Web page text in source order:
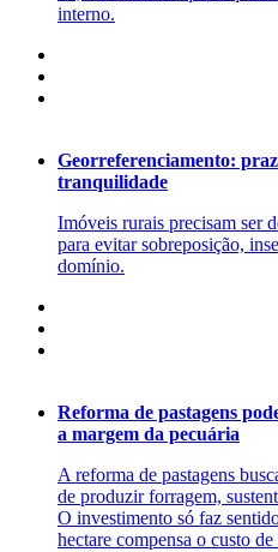
interno.
Georreferenciamento:
tranquilidade
Imóveis rurais precisam ser
para evitar sobreposição,
domínio.
Reforma de pastagens
a margem da pecuária
A reforma de pastagens
de produzir forragem,
O investimento só faz
hectare compensa o custo